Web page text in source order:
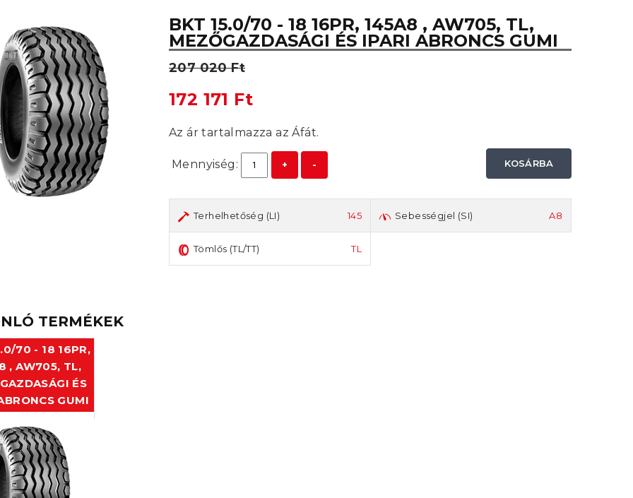
BKT 15.0/70 - 18 16PR, 145A8 , AW705, TL,
MEZŐGAZDASÁGI ÉS IPARI ABRONCS GUMI
207 020 Ft
172 171 Ft
Az ár tartalmazza az Áfát.
Mennyiség: + - KOSÁRBA
Terhelhetőség (LI) 145 Sebességjel (SI) A8
Tömlős (TL/TT) TL
TERMÉKEK
70 - 18 16PR,
, AW705, TL,
ÉS
GUMI